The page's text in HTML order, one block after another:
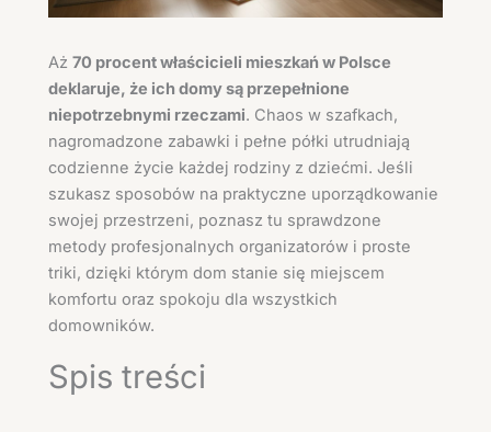
Aż 70 procent właścicieli mieszkań w Polsce
deklaruje, że ich domy są przepełnione
niepotrzebnymi rzeczami. Chaos w szafkach,
nagromadzone zabawki i pełne półki utrudniają
codzienne życie każdej rodziny z dziećmi. Jeśli
szukasz sposobów na praktyczne uporządkowanie
swojej przestrzeni, poznasz tu sprawdzone
metody profesjonalnych organizatorów i proste
triki, dzięki którym dom stanie się miejscem
komfortu oraz spokoju dla wszystkich
domowników.
Spis treści